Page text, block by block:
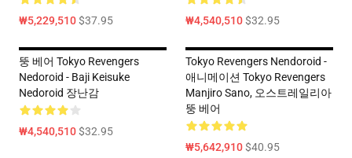
₩5,229,510$37.95 ₩4,540,510$32.95
뚱 베어 Tokyo Revengers
Nedoroid - Baji Keisuke
Nedoroid 장난감
₩4,540,510$32.95
Tokyo Revengers Nendoroid -
애니메이션 Tokyo Revengers
Manjiro Sano, 오스트레일리아
뚱 베어
₩5,642,910$40.95